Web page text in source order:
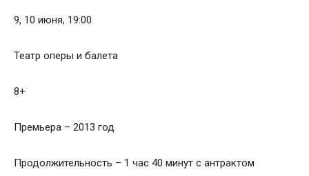
9, 10 июня, 19:00
Театр оперы и балета
8+
Премьера – 2013 год
Продолжительность – 1 час 40 минут с антрактом